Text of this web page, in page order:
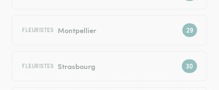
FLEURISTES Montpellier
FLEURISTES Strasbourg